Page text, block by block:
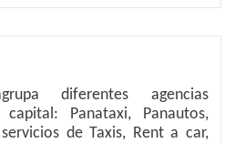
diferentes agencias
Panataxi, Panautos,
de Taxis, Rent a car,